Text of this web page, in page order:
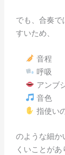
でも、合奏で
すいため、
音程
呼吸
アンブ
音色
指使い
のような細か
くいことが